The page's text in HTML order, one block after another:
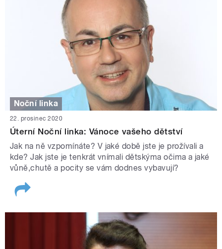
Noční linka
22. prosinec 2020
Úterní Noční linka: Vánoce vašeho dětství
Jak na ně vzpomínáte? V jaké době jste je prožívali a
kde? Jak jste je tenkrát vnímali dětskýma očima a jaké
vůně,chutě a pocity se vám dodnes vybavují?